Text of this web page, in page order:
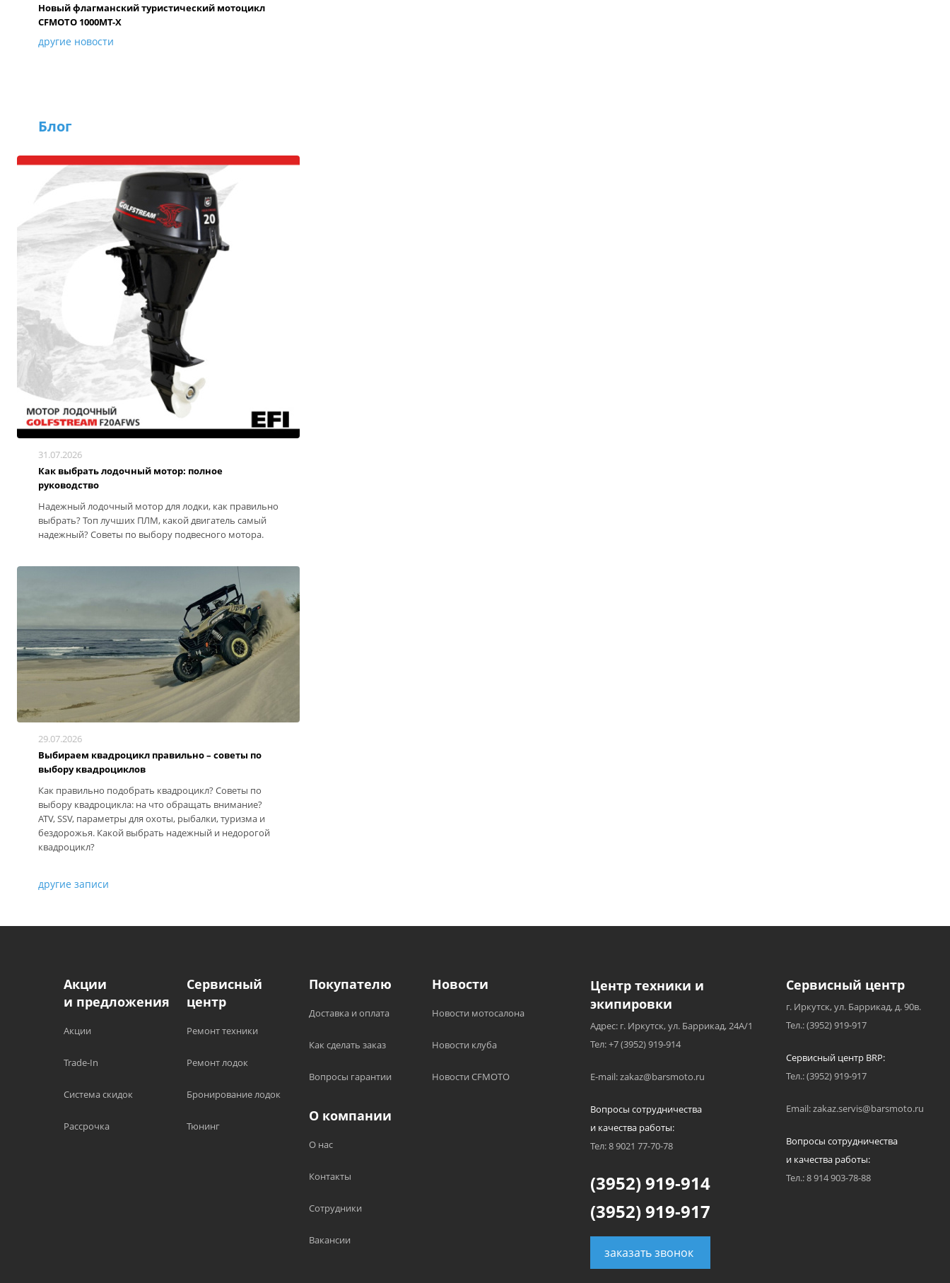
Новый флагманский туристический мотоцикл
CFMOTO 1000MT-X
другие новости
Блог
31.07.2026
Как выбрать лодочный мотор: полное
руководство
Надежный лодочный мотор для лодки, как правильно
выбрать? Топ лучших ПЛМ, какой двигатель самый
надежный? Советы по выбору подвесного мотора.
29.07.2026
Выбираем квадроцикл правильно – советы по
выбору квадроциклов
Как правильно подобрать квадроцикл? Советы по
выбору квадроцикла: на что обращать внимание?
ATV, SSV, параметры для охоты, рыбалки, туризма и
бездорожья. Какой выбрать надежный и недорогой
квадроцикл?
другие записи
Акции
и предложения
Акции
Trade-In
Система скидок
Рассрочка
Сервисный
центр
Ремонт техники
Ремонт лодок
Бронирование лодок
Тюнинг
Покупателю
Доставка и оплата
Как сделать заказ
Вопросы гарантии
Новости
Новости мотосалона
Новости клуба
Новости CFMOTO
О компании
О нас
Контакты
Сотрудники
Вакансии
Центр техники и
экипировки
Адрес: г. Иркутск, ул. Баррикад, 24А/1
Тел: +7 (3952) 919-914
E-mail: zakaz@barsmoto.ru
Вопросы сотрудничества
и качества работы:
Тел: 8 9021 77-70-78
(3952) 919-914
(3952) 919-917
заказать звонок
Сервисный центр
г. Иркутск, ул. Баррикад, д. 90в.
Тел.: (3952) 919-917
Сервисный центр BRP:
Тел.: (3952) 919-917
Email: zakaz.servis@barsmoto.ru
Вопросы сотрудничества
и качества работы:
Тел.: 8 914 903-78-88